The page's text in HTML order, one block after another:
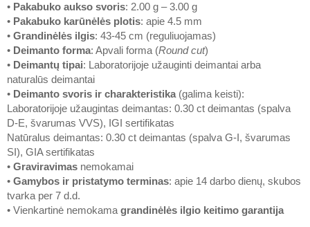
• Pakabuko aukso svoris: 2.00 g – 3.00 g
• Pakabuko karūnėlės plotis: apie 4.5 mm
• Grandinėlės ilgis: 43-45 cm (reguliuojamas)
• Deimanto forma: Apvali forma (Round cut)
• Deimantų tipai: Laboratorijoje užauginti deimantai arba
naturalūs deimantai
• Deimanto svoris ir charakteristika (galima keisti):
Laboratorijoje užaugintas deimantas: 0.30 ct deimantas (spalva
D-E, švarumas VVS), IGI sertifikatas
Natūralus deimantas: 0.30 ct deimantas (spalva G-I, švarumas
SI), GIA sertifikatas
• Graviravimas nemokamai
• Gamybos ir pristatymo terminas: apie 14 darbo dienų, skubos
tvarka per 7 d.d.
• Vienkartinė nemokama grandinėlės ilgio keitimo garantija